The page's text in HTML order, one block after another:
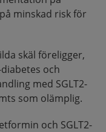
minskad risk för
skäl föreligger,
och
med SGLT2-
som olämplig.
och SGLT2-